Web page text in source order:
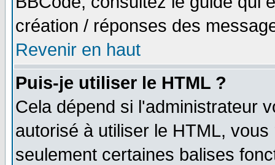
création / réponses des
Revenir en haut
Puis-je utiliser le HTML ?
Cela dépend si l'administrateur
autorisé à utiliser le HTML,
seulement certaines balises